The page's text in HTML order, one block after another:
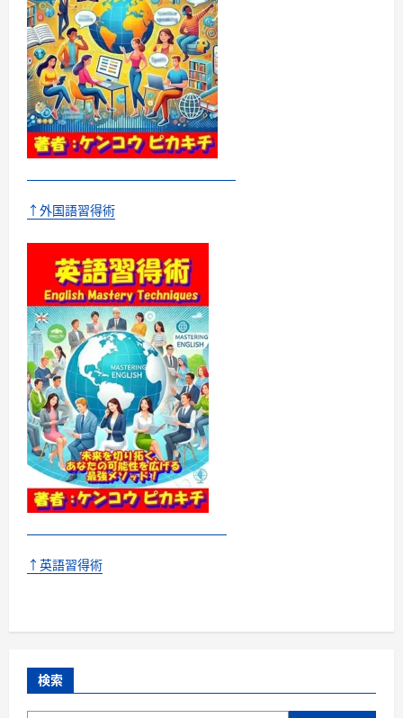
る
英
語
フ
レ
ー
ズ
3000
に
つ
い
て
さ
ら
↑外国語習得術
↑英語習得術
検索